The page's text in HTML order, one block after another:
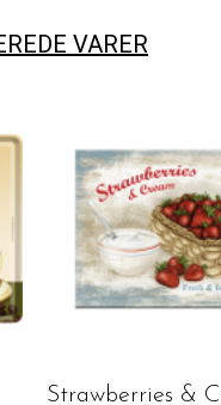
VARER
Strawberries &